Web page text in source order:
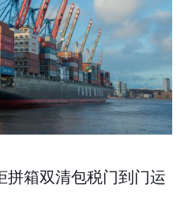
拼箱双清包税门到门运